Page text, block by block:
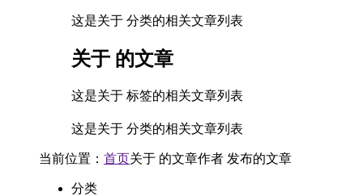
这是关于 分类的相关文章列表
关于 的文章
这是关于 标签的相关文章列表
这是关于 分类的相关文章列表
当前位置： 首页关于 的文章作者 发布的文章
分类